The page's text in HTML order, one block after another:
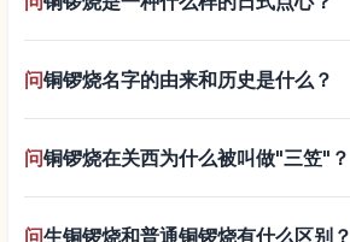
问铜锣烧名字的由来和历史是什么？
问铜锣烧在关西为什么被叫做"三笠"？
问生铜锣烧和普通铜锣烧有什么区别？